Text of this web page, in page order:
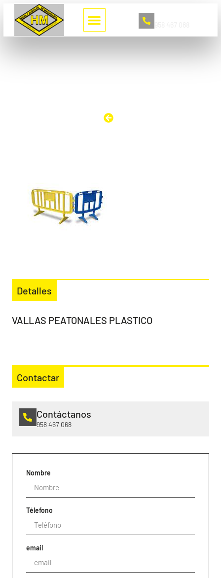
Detalles
VALLAS PEATONALES PLASTICO
Contactar
Contáctanos
958 467 068
Nombre
Télefono
email